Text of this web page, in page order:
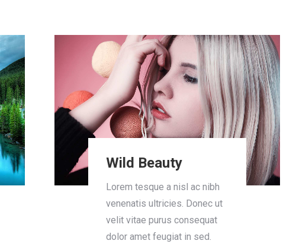
Wild Beauty
Lorem tesque a nisl ac nibh
venenatis ultricies. Donec ut
velit vitae purus consequat
dolor amet feugiat in sed.